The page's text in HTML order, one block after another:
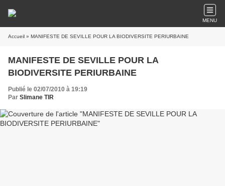
MENU
Accueil » MANIFESTE DE SEVILLE POUR LA BIODIVERSITE PERIURBAINE
MANIFESTE DE SEVILLE POUR LA
BIODIVERSITE PERIURBAINE
Publié le 02/07/2010 à 19:19
Par Slimane TIR